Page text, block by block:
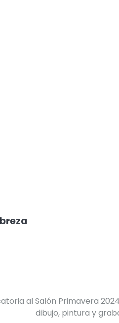
al Salón Primavera
dibujo, pintura y